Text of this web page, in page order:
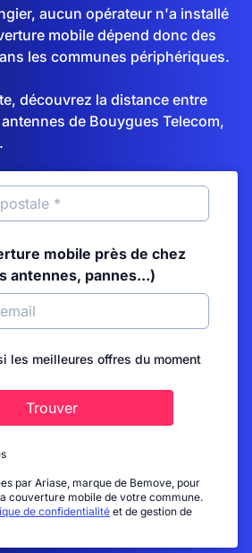
aucun opérateur n'a installé
mobile dépend donc des
les communes périphériques.
découvrez la distance entre
de Bouygues Telecom,
mobile près de chez
antennes, pannes...)
les meilleures offres du moment
Trouver
par Ariase, marque de Bemove, pour
couverture mobile de votre commune.
de confidentialité et de gestion de